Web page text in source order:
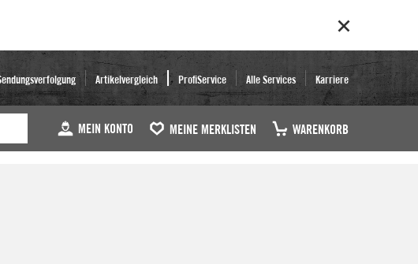
Artikelvergleich ProfiService Alle Services Karriere
MEIN KONTO MEINE MERKLISTEN WARENKORB